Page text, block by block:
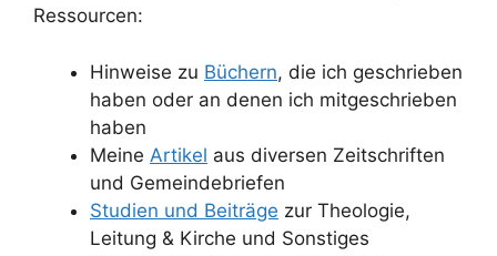
Ressourcen:
Hinweise zu Büchern, die ich geschrieben
haben oder an denen ich mitgeschrieben
haben
Meine Artikel aus diversen Zeitschriften
und Gemeindebriefen
Studien und Beiträge zur Theologie,
Leitung & Kirche und Sonstiges